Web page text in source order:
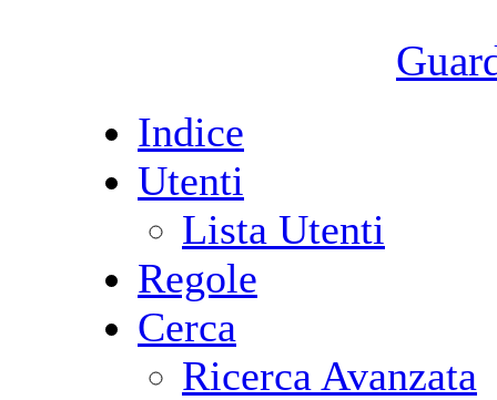
Indice
Utenti
Lista Utenti
Regole
Cerca
Ricerca Avanzata